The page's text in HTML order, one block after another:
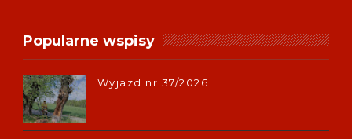
Popularne wspisy
Wyjazd nr 37/2026